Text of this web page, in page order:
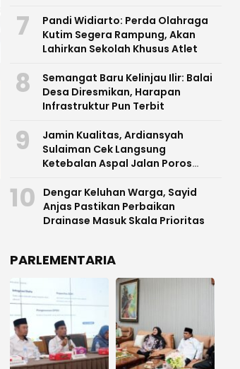
7
Pandi Widiarto: Perda Olahraga
Kutim Segera Rampung, Akan
Lahirkan Sekolah Khusus Atlet
8
Semangat Baru Kelinjau Ilir: Balai
Desa Diresmikan, Harapan
Infrastruktur Pun Terbit
9
Jamin Kualitas, Ardiansyah
Sulaiman Cek Langsung
Ketebalan Aspal Jalan Poros
10
Dengar Keluhan Warga, Sayid
Anjas Pastikan Perbaikan
Drainase Masuk Skala Prioritas
PARLEMENTARIA